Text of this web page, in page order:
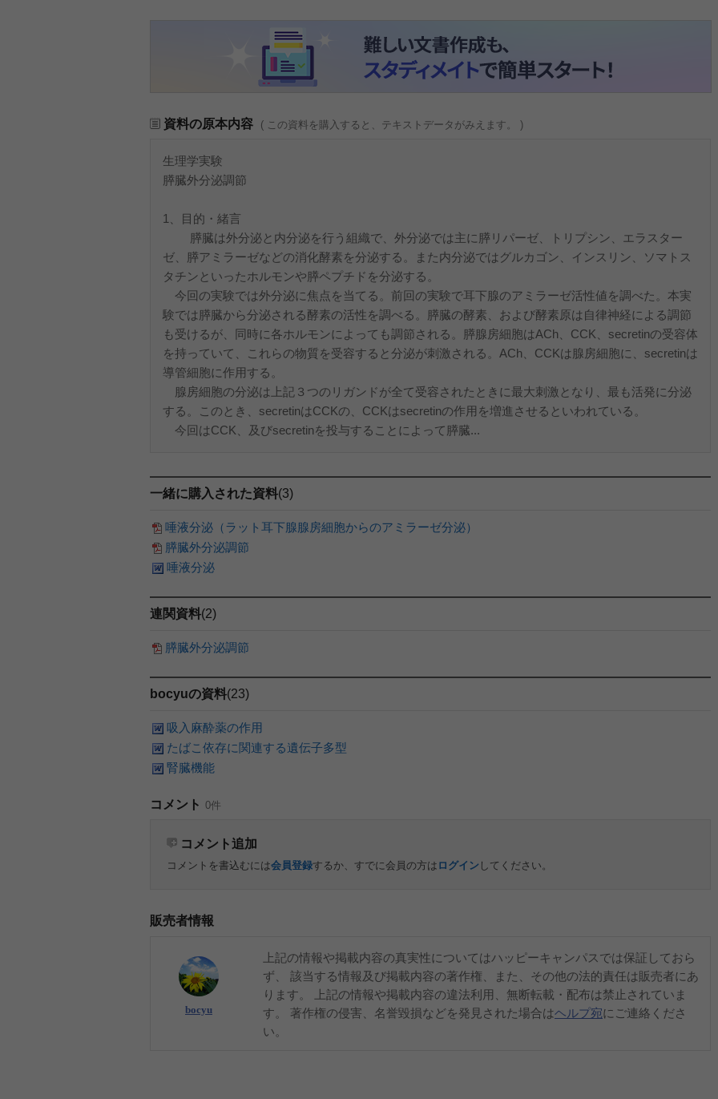
資料の原本内容 ( この資料を購入すると、テキストデータがみえます。 )
生理学実験
膵臓外分泌調節
1、目的・緒言
膵臓は外分泌と内分泌を行う組織で、外分泌では主に膵リパーゼ、トリプシン、エラスター
ゼ、膵アミラーゼなどの消化酵素を分泌する。また内分泌ではグルカゴン、インスリン、ソマトス
タチンといったホルモンや膵ペプチドを分泌する。
今回の実験では外分泌に焦点を当てる。前回の実験で耳下腺のアミラーゼ活性値を調べた。本実
験では膵臓から分泌される酵素の活性を調べる。膵臓の酵素、および酵素原は自律神経による調節
も受けるが、同時に各ホルモンによっても調節される。膵腺房細胞はACh、CCK、secretinの受容体
を持っていて、これらの物質を受容すると分泌が刺激される。ACh、CCKは腺房細胞に、secretinは
導管細胞に作用する。
腺房細胞の分泌は上記３つのリガンドが全て受容されたときに最大刺激となり、最も活発に分泌
する。このとき、secretinはCCKの、CCKはsecretinの作用を増進させるといわれている。
今回はCCK、及びsecretinを投与することによって膵臓...
一緒に購入された資料(3)
唾液分泌（ラット耳下腺腺房細胞からのアミラーゼ分泌）
膵臓外分泌調節
唾液分泌
連関資料(2)
膵臓外分泌調節
bocyuの資料(23)
吸入麻酔薬の作用
たばこ依存に関連する遺伝子多型
腎臓機能
コメント 0件
コメント追加
コメントを書込むには会員登録するか、すでに会員の方は ログイン してください。
販売者情報
bocyu
上記の情報や掲載内容の真実性についてはハッピーキャンパスでは保証しておら
ず、 該当する情報及び掲載内容の著作権、また、その他の法的責任は販売者にあ
ります。 上記の情報や掲載内容の違法利用、無断転載・配布は禁止されていま
す。 著作権の侵害、名誉毀損などを発見された場合はヘルプ宛にご連絡くださ
い。